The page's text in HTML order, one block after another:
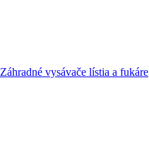
Záhradné vysávače lístia a fukáre